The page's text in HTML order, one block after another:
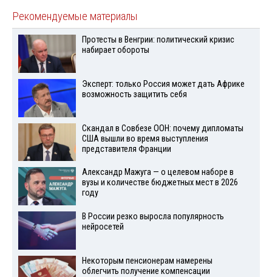
Рекомендуемые материалы
Протесты в Венгрии: политический кризис
набирает обороты
Эксперт: только Россия может дать Африке
возможность защитить себя
Скандал в Совбезе ООН: почему дипломаты
США вышли во время выступления
представителя Франции
Александр Мажуга — о целевом наборе в
вузы и количестве бюджетных мест в 2026
году
В России резко выросла популярность
нейросетей
Некоторым пенсионерам намерены
облегчить получение компенсации